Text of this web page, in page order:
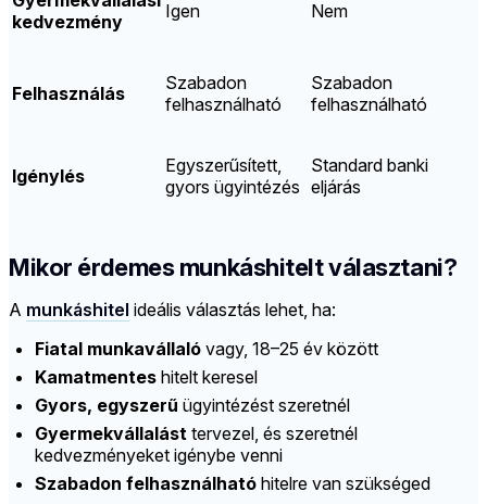
kedvezmény
Igen Nem
Felhasználás
Szabadon
felhasználható
Szabadon
felhasználható
Igénylés
Egyszerűsített,
gyors ügyintézés
Standard banki
eljárás
Mikor érdemes munkáshitelt választani?
A munkáshitel ideális választás lehet, ha:
Fiatal munkavállaló vagy, 18–25 év között
Kamatmentes hitelt keresel
Gyors, egyszerű ügyintézést szeretnél
Gyermekvállalást tervezel, és szeretnél
kedvezményeket igénybe venni
Szabadon felhasználható hitelre van szükséged